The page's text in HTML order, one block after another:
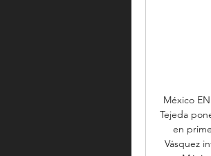
México
Tejeda
en
Vásquez